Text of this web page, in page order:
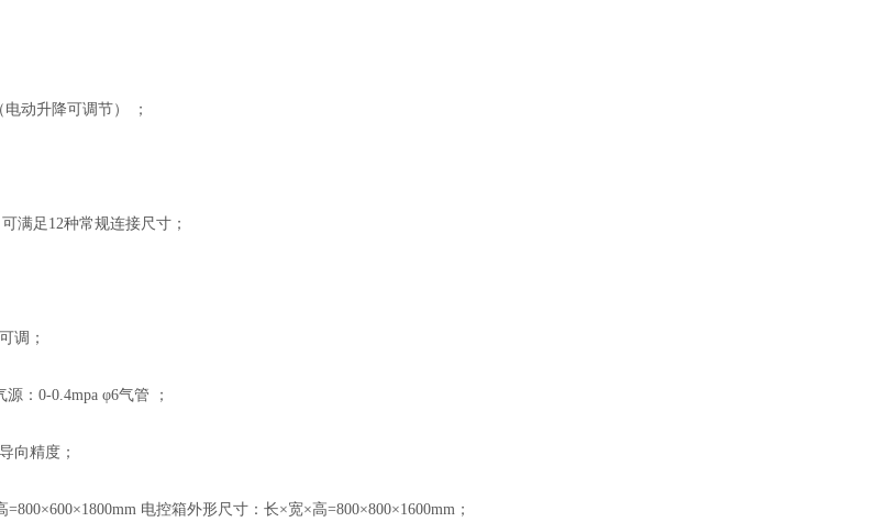
动升降可调节） ；
满足12种常规连接尺寸；
调；
：0-0.4mpa φ6气管 ；
向精度；
电控箱外形尺寸：长×宽×高=800×800×1600mm；